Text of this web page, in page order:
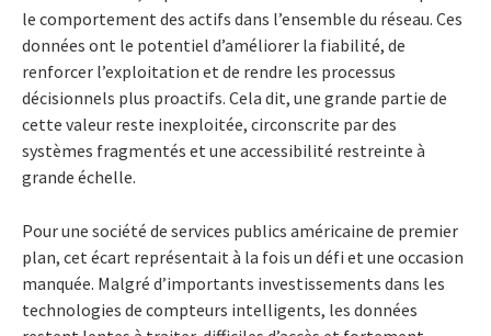
le comportement des actifs dans l’ensemble du réseau. Ces
données ont le potentiel d’améliorer la fiabilité, de
renforcer l’exploitation et de rendre les processus
décisionnels plus proactifs. Cela dit, une grande partie de
cette valeur reste inexploitée, circonscrite par des
systèmes fragmentés et une accessibilité restreinte à
grande échelle.
Pour une société de services publics américaine de premier
plan, cet écart représentait à la fois un défi et une occasion
manquée. Malgré d’importants investissements dans les
technologies de compteurs intelligents, les données